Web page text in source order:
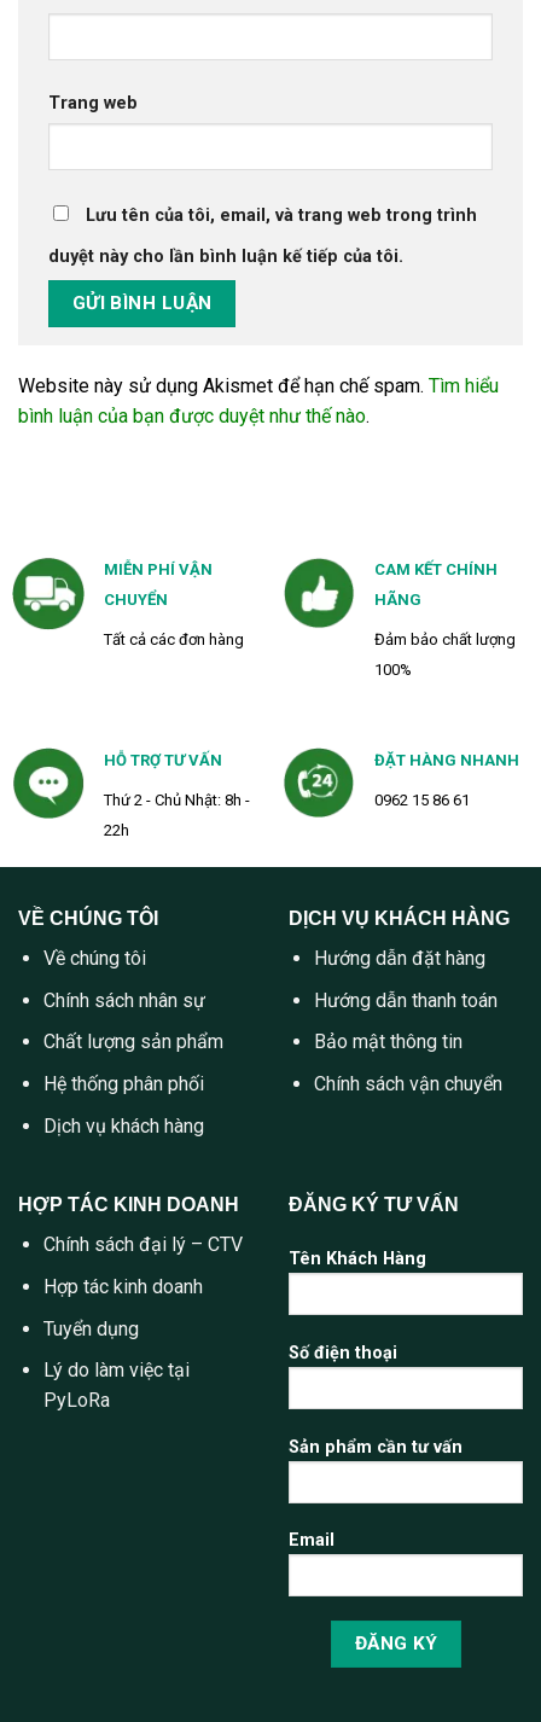
Trang web
Lưu tên của tôi, email, và trang web trong trình
duyệt này cho lần bình luận kế tiếp của tôi.
Website này sử dụng Akismet để hạn chế spam. Tìm hiểu
bình luận của bạn được duyệt như thế nào.
MIỄN PHÍ VẬN
CHUYỂN
Tất cả các đơn hàng
CAM KẾT CHÍNH
HÃNG
Đảm bảo chất lượng
100%
HỖ TRỢ TƯ VẤN
Thứ 2 - Chủ Nhật: 8h -
22h
ĐẶT HÀNG NHANH
0962 15 86 61
VỀ CHÚNG TÔI
Về chúng tôi
Chính sách nhân sự
Chất lượng sản phẩm
Hệ thống phân phối
Dịch vụ khách hàng
DỊCH VỤ KHÁCH HÀNG
Hướng dẫn đặt hàng
Hướng dẫn thanh toán
Bảo mật thông tin
Chính sách vận chuyển
HỢP TÁC KINH DOANH
Chính sách đại lý – CTV
Hợp tác kinh doanh
Tuyển dụng
Lý do làm việc tại
PyLoRa
ĐĂNG KÝ TƯ VẤN
Tên Khách Hàng
Số điện thoại
Sản phẩm cần tư vấn
Email